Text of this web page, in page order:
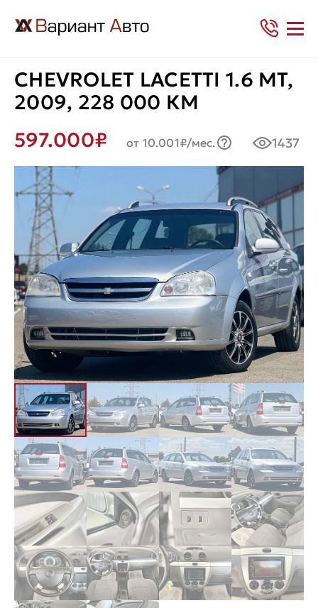
CHEVROLET LACETTI 1.6 MT,
2009, 228 000 КМ
597.000₽
от 10.001₽/мес. 1437